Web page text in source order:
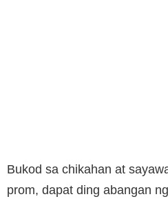
Bukod sa chikahan at
prom, dapat ding abangan